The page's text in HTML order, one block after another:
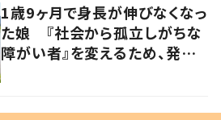
1歳9ヶ月で身長が伸びなくなっ
た娘 『社会から孤立しがちな
障がい者』を変えるため、発信